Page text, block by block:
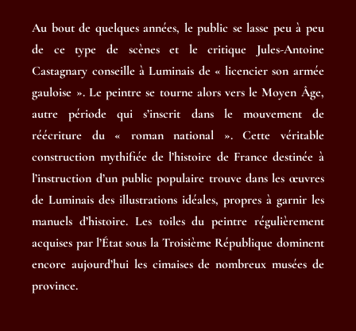
Au bout de quelques années, le public se lasse peu à peu
de ce type de scènes et le critique Jules-Antoine
Castagnary conseille à Luminais de « licencier son armée
gauloise ». Le peintre se tourne alors vers le Moyen Âge,
autre période qui s’inscrit dans le mouvement de
réécriture du « roman national ». Cette véritable
construction mythifiée de l’histoire de France destinée à
l’instruction d’un public populaire trouve dans les œuvres
de Luminais des illustrations idéales, propres à garnir les
manuels d’histoire. Les toiles du peintre régulièrement
acquises par l’État sous la Troisième République dominent
encore aujourd’hui les cimaises de nombreux musées de
province.